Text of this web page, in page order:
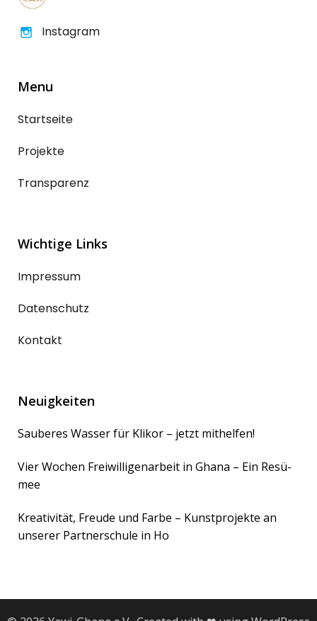
Instagram
Menu
Startseite
Projekte
Transparenz
Wichtige Links
Impressum
Datenschutz
Kontakt
Neuigkeiten
Sau­be­res Was­ser für Kli­kor – jetzt mit­hel­fen!
Vier Wochen Frei­wil­li­gen­ar­beit in Gha­na – Ein Resü­
mee
Krea­ti­vi­tät, Freu­de und Far­be – Kunst­pro­jek­te an
unse­rer Part­ner­schu­le in Ho